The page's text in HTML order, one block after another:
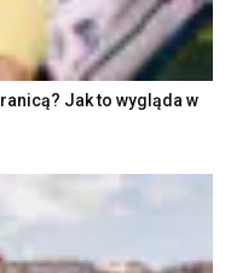
Jak to wygląda w